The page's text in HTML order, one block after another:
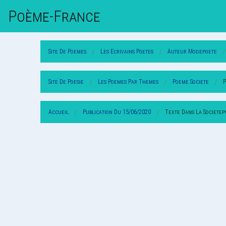
Poème-FrAnce
Site De Poemes Les Ecrivains Poetes Auteur Modepoete
Site De Poesie Les Poemes Par Themes Poeme Societe
Accueil Publication Du 15/06/2020 Texte Dans La